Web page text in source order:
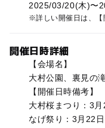
2025/03/20(木)〜
詳しい開催日は、【
開催日時詳細
【会場名】
大村公園、裏見の
【開催日時備考】
大村桜まつり：3
なげ祭り：3月22